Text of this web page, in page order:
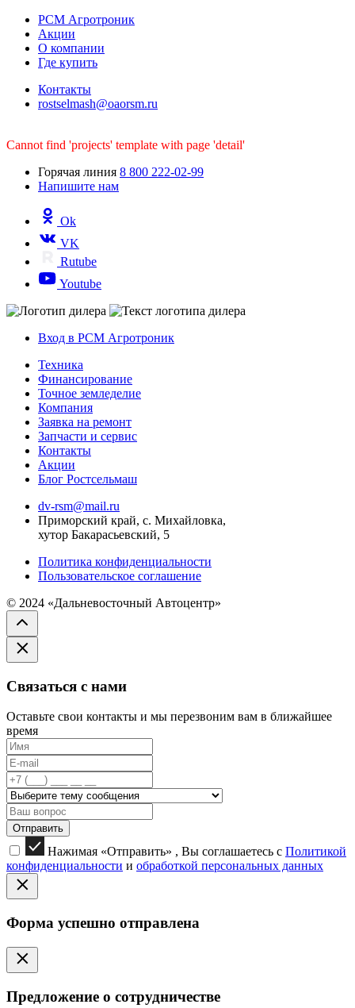
РСМ Агротроник
Акции
О компании
Где купить
Контакты
rostselmash@oaorsm.ru
Cannot find 'projects' template with page 'detail'
Горячая линия 8 800 222-02-99
Напишите нам
Ok
VK
Rutube
Youtube
Вход в РСМ Агротроник
Техника
Финансирование
Точное земледелие
Компания
Заявка на ремонт
Запчасти и сервис
Контакты
Акции
Блог Ростсельмаш
dv-rsm@mail.ru
Приморский край, с. Михайловка,
хутор Бакарасьевский, 5
Политика конфиденциальности
Пользовательское соглашение
© 2024 «Дальневосточный Автоцентр»
Связаться с нами
Оставьте свои контакты и мы перезвоним вам в ближайшее
время
Отправить
Нажимая «Отправить» , Вы соглашаетесь с Политикой
конфиденциальности и обработкой персональных данных
Форма успешно отправлена
Предложение о сотрудничестве